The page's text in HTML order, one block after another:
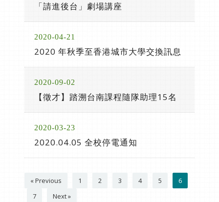
「請進後台」劇場講座
2020-04-21
2020 年秋季至香港城市大學交換訊息
2020-09-02
【徵才】踏溯台南課程隨隊助理15名
2020-03-23
2020.04.05 全校停電通知
« Previous 1 2 3 4 5
6
7
Next »